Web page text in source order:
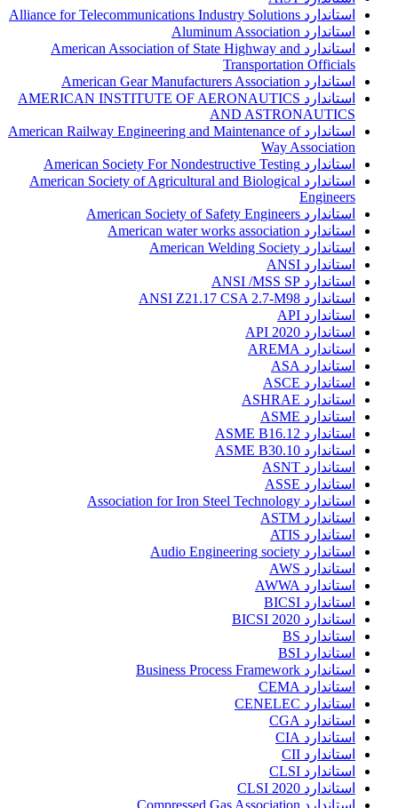
استاندارد Alliance for Telecommunications Industry Solutions
استاندارد Aluminum Association
استاندارد American Association of State Highway and
Transportation Officials
استاندارد American Gear Manufacturers Association
استاندارد AMERICAN INSTITUTE OF AERONAUTICS
AND ASTRONAUTICS
استاندارد American Railway Engineering and Maintenance of
Way Association
استاندارد American Society For Nondestructive Testing
استاندارد American Society of Agricultural and Biological
Engineers
استاندارد American Society of Safety Engineers
استاندارد American water works association
استاندارد American Welding Society
استاندارد ANSI
استاندارد ANSI /MSS SP
استاندارد ANSI Z21.17 CSA 2.7-M98
استاندارد API
استاندارد API 2020
استاندارد AREMA
استاندارد ASA
استاندارد ASCE
استاندارد ASHRAE
استاندارد ASME
استاندارد ASME B16.12
استاندارد ASME B30.10
استاندارد ASNT
استاندارد ASSE
استاندارد Association for Iron Steel Technology
استاندارد ASTM
استاندارد ATIS
استاندارد Audio Engineering society
استاندارد AWS
استاندارد AWWA
استاندارد BICSI
استاندارد BICSI 2020
استاندارد BS
استاندارد BSI
استاندارد Business Process Framework
استاندارد CEMA
استاندارد CENELEC
استاندارد CGA
استاندارد CIA
استاندارد CII
استاندارد CLSI
استاندارد CLSI 2020
استاندارد Compressed Gas Association